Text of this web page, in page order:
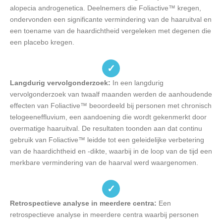
alopecia androgenetica. Deelnemers die Foliactive™ kregen,
ondervonden een significante vermindering van de haaruitval en
een toename van de haardichtheid vergeleken met degenen die
een placebo kregen.
✓
Langdurig vervolgonderzoek: In een langdurig
vervolgonderzoek van twaalf maanden werden de aanhoudende
effecten van Foliactive™ beoordeeld bij personen met chronisch
telogeeneffluvium, een aandoening die wordt gekenmerkt door
overmatige haaruitval. De resultaten toonden aan dat continu
gebruik van Foliactive™ leidde tot een geleidelijke verbetering
van de haardichtheid en -dikte, waarbij in de loop van de tijd een
merkbare vermindering van de haarval werd waargenomen.
✓
Retrospectieve analyse in meerdere centra: Een
retrospectieve analyse in meerdere centra waarbij personen